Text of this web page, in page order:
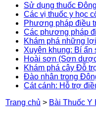
Sử dụng thuốc
Các vị thuốc y học
Phương pháp điều
Các phương pháp
Khám phá những
Xuyên khung: Bí
Hoài sơn (Sơn
Khám phá cây Đỗ
Đào nhân trong
Cát cánh: Hỗ trợ
Trang chủ > Bài Thuốc Y